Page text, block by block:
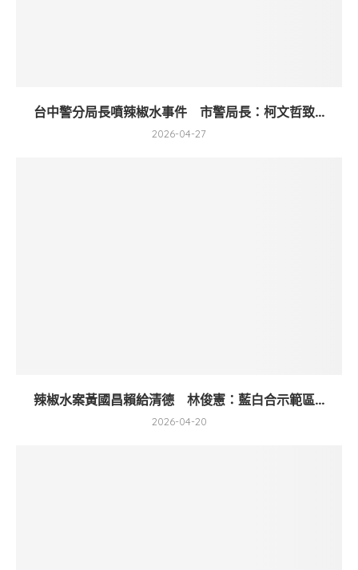
台中警分局長噴辣椒水事件 市警局長：柯文哲致...
2026-04-27
辣椒水案黃國昌賴給清德 林俊憲：藍白合示範區...
2026-04-20